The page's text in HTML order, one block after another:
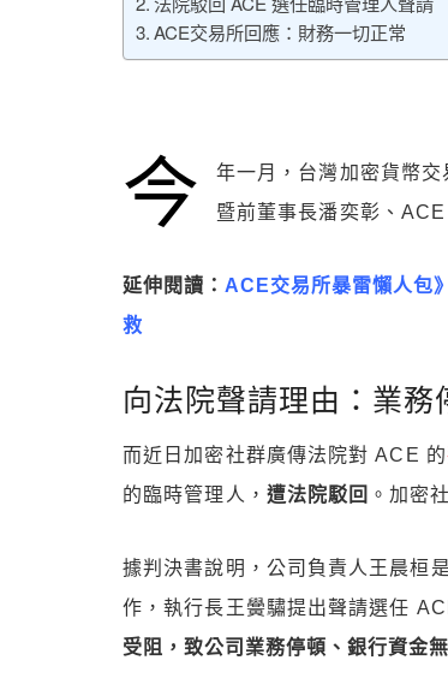
ACE交易所回應：財務一切正常
今
年一月，台灣加密貨幣
暨前董事長潘奕彰、
延伸閱讀： ACE交易所暴雷懶人包
救
向法院聲請理由：業
而近日加密社群廣傳法院對 ACE 的
的臨時管理人， 遭法院駁回 。加密
據判決書說明，公司負責人王晨桓
作，執行長王黌驌提出聲請選任
受阻，致公司業務停頓、銀行資金